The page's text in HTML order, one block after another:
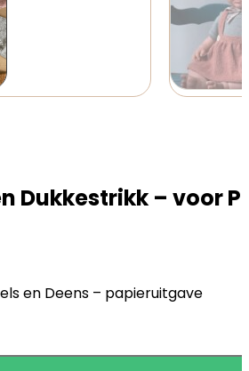
Dukkestrikk – voor
en Deens – papieruitgave